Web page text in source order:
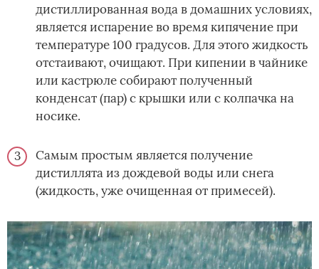
дистиллированная вода в домашних условиях,
является испарение во время кипячение при
температуре 100 градусов. Для этого жидкость
отстаивают, очищают. При кипении в чайнике
или кастрюле собирают полученный
конденсат (пар) с крышки или с колпачка на
носике.
Самым простым является получение
дистиллята из дождевой воды или снега
(жидкость, уже очищенная от примесей).